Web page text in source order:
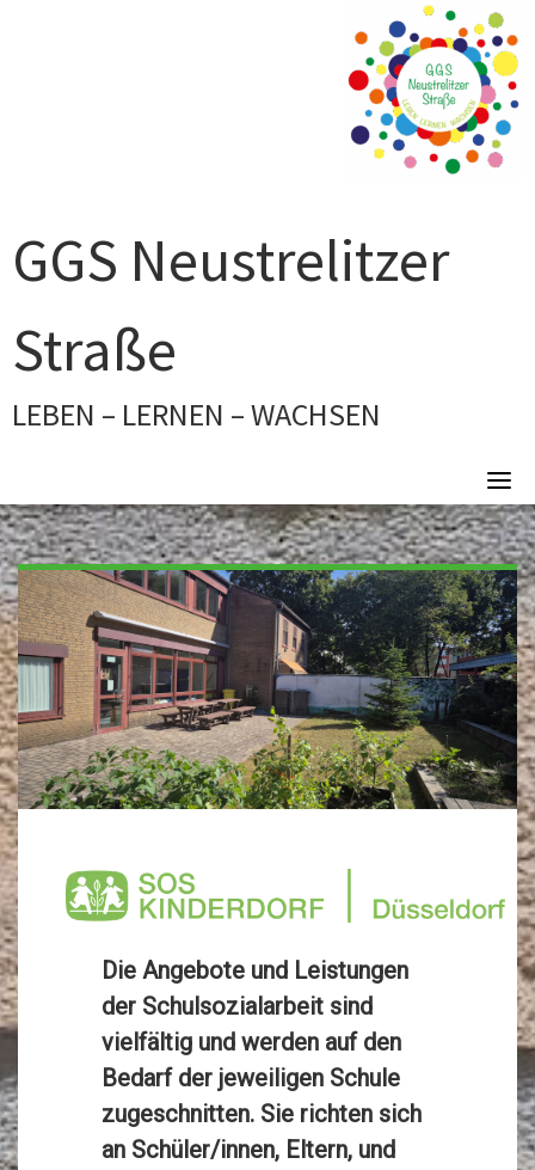
GGS Neustrelitzer
Straße
LEBEN – LERNEN – WACHSEN
Die Angebote und Leistungen
der Schulsozialarbeit sind
vielfältig und werden auf den
Bedarf der jeweiligen Schule
zugeschnitten. Sie richten sich
an Schüler/innen, Eltern, und